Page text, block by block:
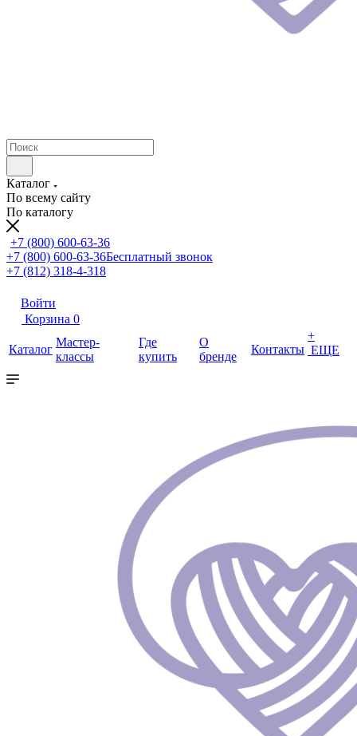
Каталог
По всему сайту
По каталогу
+7 (800) 600-63-36
+7 (800) 600-63-36Бесплатный звонок
+7 (812) 318-4-318
Войти
Корзина 0
Каталог
Мастер-
классы
Где
купить
О
бренде
Контакты
+
ЕЩЕ